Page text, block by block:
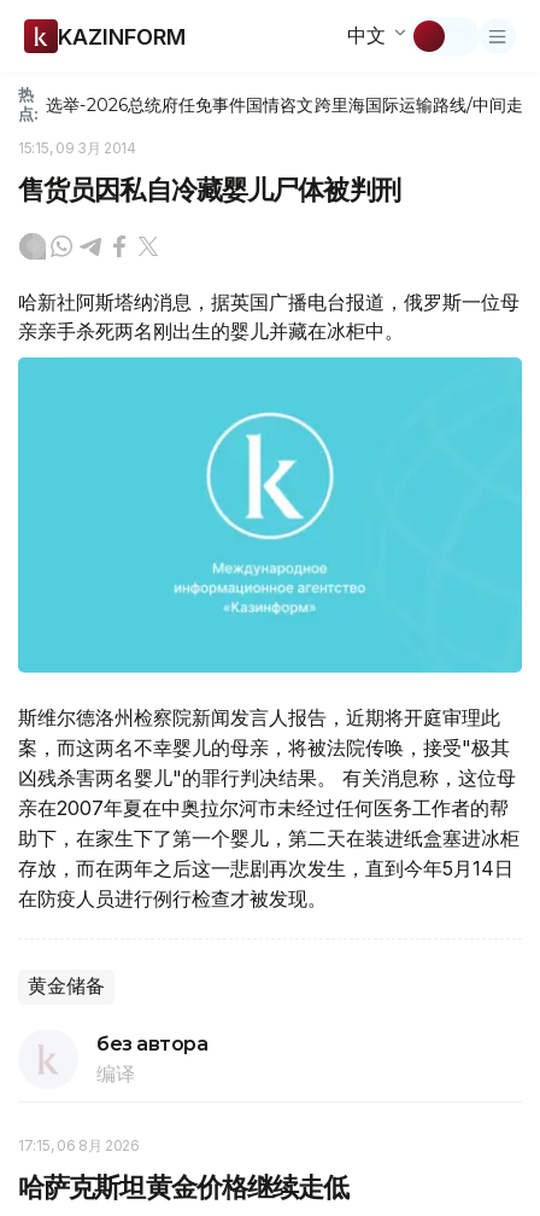
KAZINFORM 中文
热
点: 选举-2026总统府任免事件国情咨文跨里海国际运输路线/中间走廊
15:15, 09 3月 2014
售货员因私自冷藏婴儿尸体被判刑
哈新社阿斯塔纳消息，据英国广播电台报道，俄罗斯一位母
亲亲手杀死两名刚出生的婴儿并藏在冰柜中。
斯维尔德洛州检察院新闻发言人报告，近期将开庭审理此
案，而这两名不幸婴儿的母亲，将被法院传唤，接受"极其
凶残杀害两名婴儿"的罪行判决结果。 有关消息称，这位母
亲在2007年夏在中奥拉尔河市未经过任何医务工作者的帮
助下，在家生下了第一个婴儿，第二天在装进纸盒塞进冰柜
存放，而在两年之后这一悲剧再次发生，直到今年5月14日
在防疫人员进行例行检查才被发现。
黄金储备
без автора
编译
17:15, 06 8月 2026
哈萨克斯坦黄金价格继续走低